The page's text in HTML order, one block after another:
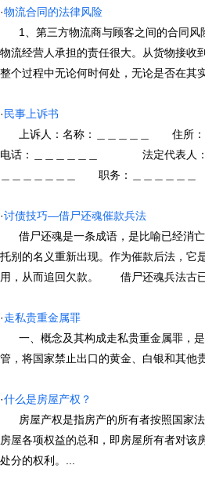
·物流合同的法律风险
1、第三方物流商与顾客之间的合同风
物流经营人承担的责任很大。从货物接收
整个过程中无论何时何处，无论是否在其
·民事上诉书
上诉人：名称：＿＿＿＿＿ 住所
电话：＿＿＿＿＿＿ 法定代表人：名
＿＿＿＿＿＿＿ 职务：＿＿＿＿
·讨债技巧—借尸还魂催款兵法
借尸还魂是一条成语，是比喻已经消亡
托别的名义重新出现。作为催款后法，它
用，从而追回欠款。 借尸还魂兵法古
·走私贵重金属罪
一、概念及其构成走私贵重金属罪，是
管，将国家禁止出口的黄金、白银和其他
·什么是房屋产权？
房屋产权是指房产的所有者按照国家法
房屋各项权益的总和，即房屋所有者对该
处分的权利。...